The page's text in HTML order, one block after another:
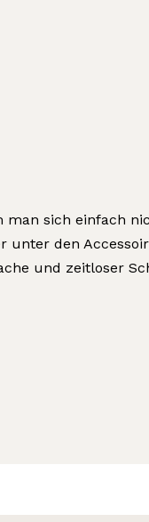
man sich einfach
unter den
und zeitloser